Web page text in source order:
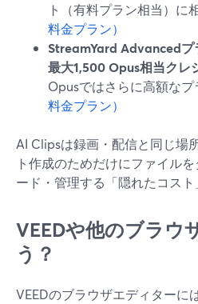
ト（有料プラン相当）に
料金プラン）
StreamYard Advancedプ
最大1,500 Opus相当クレ
Opusではさらに高額なプ
料金プラン）
AI Clipsは録画・配信と同じ場
ト作成のためだけにファイル
ード・管理する「隠れたコスト
VEEDや他のブラウ
う？
VEEDのブラウザエディターに